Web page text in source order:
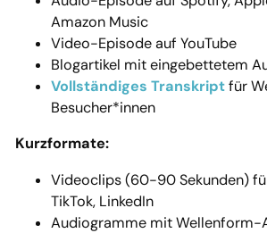
Amazon Music
Video-Episode auf YouTube
Blogartikel mit eingebettetem
Vollständiges Transkriptfür
Besucher*innen
Kurzformate:
Videoclips (60-90 Sekunden)
TikTok, LinkedIn
Audiogramme mit Wellenform-